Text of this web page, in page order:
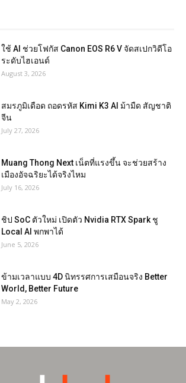
ใช้ AI ช่วยโฟกัส Canon EOS R6 V จัดสเปกวิดีโอ
ระดับไฮเอนด์
August 3, 2026
สมรภูมิเดือด ถอดรหัส Kimi K3 AI ม้ามืด สัญชาติ
จีน
July 27, 2026
Muang Thong Next เน็ตที่แรงขึ้น จะช่วยสร้าง
เมืองอัจฉริยะได้จริงไหม
July 16, 2026
ชิป SoC ตัวใหม่ เปิดตัว Nvidia RTX Spark ชู
Local AI พกพาได้
June 5, 2026
ข้ามเวลาแบบ 4D นิทรรศการเสมือนจริง Better
World, Better Future
May 2, 2026